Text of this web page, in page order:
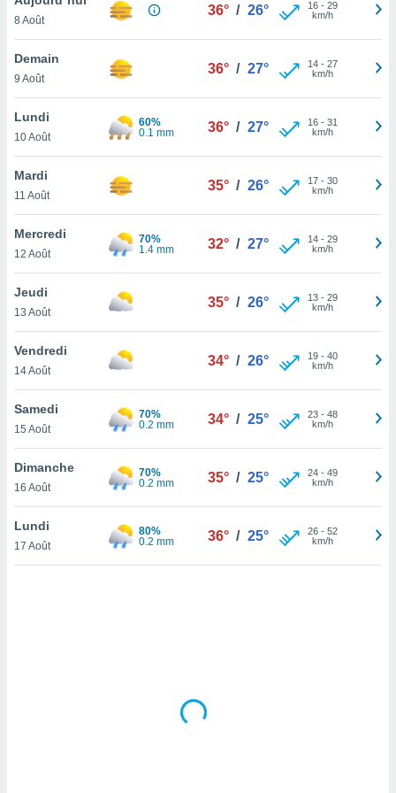
et
»,
au
vous
qu'ils
ou
le
ainsi
un
la
du
en
de
8 Août
36° / 26° 16- 29
km/h
Demain
9 Août
36° / 27° 14- 27
km/h
Lundi
10 Août
60%
0.1 mm
36° / 27° 16- 31
km/h
Mardi
11 Août
35° / 26° 17- 30
km/h
Mercredi
12 Août
70%
1.4 mm
32° / 27° 14- 29
km/h
Jeudi
13 Août
35° / 26° 13- 29
km/h
Vendredi
14 Août
34° / 26° 19- 40
km/h
Samedi
15 Août
70%
0.2 mm
34° / 25° 23- 48
km/h
Dimanche
16 Août
70%
0.2 mm
35° / 25° 24- 49
km/h
Lundi
17 Août
80%
0.2 mm
36° / 25° 26- 52
km/h